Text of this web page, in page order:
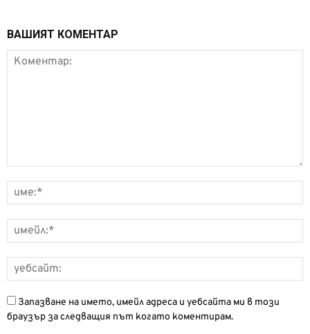
ВАШИЯТ КОМЕНТАР
Запазване на името, имейл адреса и уебсайта ми в този
браузър за следващия път когато коментирам.